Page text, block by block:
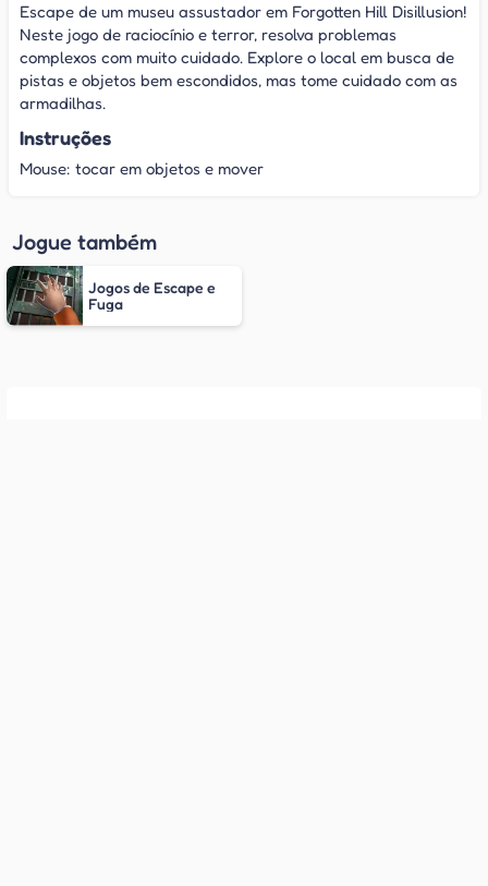
Escape de um museu assustador em Forgotten Hill Disillusion!
Neste jogo de raciocínio e terror, resolva problemas
complexos com muito cuidado. Explore o local em busca de
pistas e objetos bem escondidos, mas tome cuidado com as
armadilhas.
Instruções
Mouse: tocar em objetos e mover
Jogue também
Jogos de Escape e
Fuga